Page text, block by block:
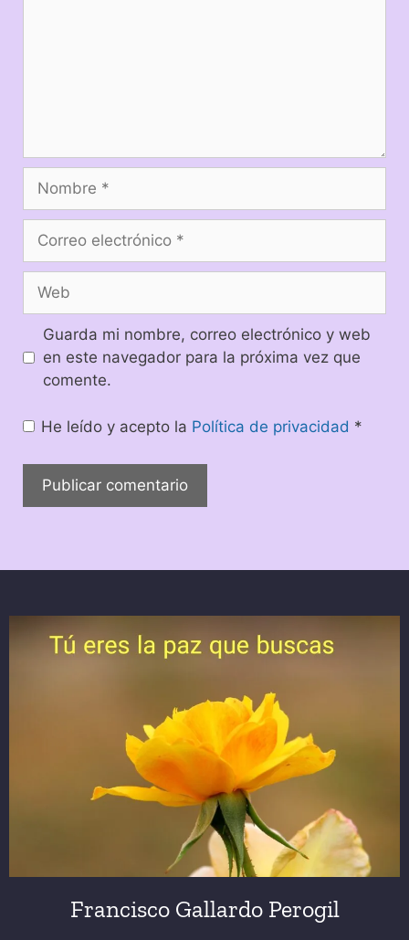
Guarda mi nombre, correo electrónico y web
en este navegador para la próxima vez que
comente.
He leído y acepto la Política de privacidad *
Francisco Gallardo Perogil